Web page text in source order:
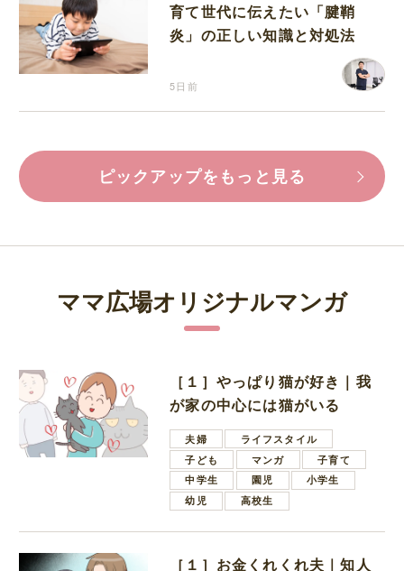
育て世代に伝えたい「腱鞘
炎」の正しい知識と対処法
5日前
ピックアップをもっと見る
ママ広場オリジナルマンガ
［１］やっぱり猫が好き｜我
が家の中心には猫がいる
夫婦
ライフスタイル
子ども
マンガ
子育て
中学生
園児
小学生
幼児
高校生
［１］お金くれくれ夫｜知人